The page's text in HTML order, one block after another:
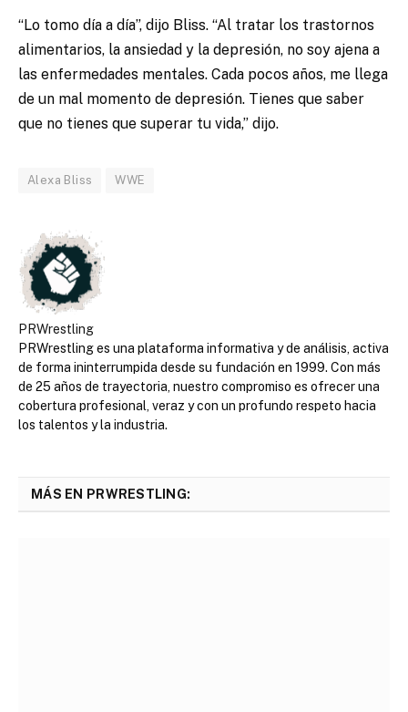
“Lo tomo día a día”, dijo Bliss. “Al tratar los trastornos
alimentarios, la ansiedad y la depresión, no soy ajena a
las enfermedades mentales. Cada pocos años, me llega
de un mal momento de depresión. Tienes que saber
que no tienes que superar tu vida,” dijo.
Alexa Bliss WWE
PRWrestling
PRWrestling es una plataforma informativa y de análisis, activa
de forma ininterrumpida desde su fundación en 1999. Con más
de 25 años de trayectoria, nuestro compromiso es ofrecer una
cobertura profesional, veraz y con un profundo respeto hacia
los talentos y la industria.
MÁS EN PRWRESTLING: